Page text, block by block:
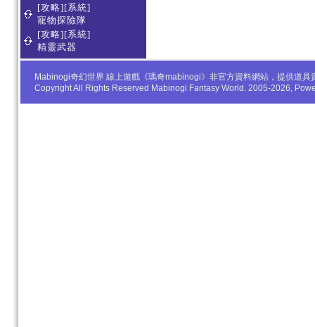
[攻略][系統]
寵物探險隊
[攻略][系統]
精靈武器
Mabinogi奇幻世界 線上遊戲《瑪奇mabinogi》非官方資料網站，提供道
Copyright All Rights Reserved Mabinogi Fantasy World. 2005-2026,